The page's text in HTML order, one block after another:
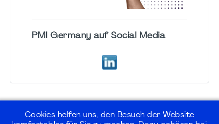
PMI Germany auf Social Media
Cookies helfen uns, den Besuch der Website